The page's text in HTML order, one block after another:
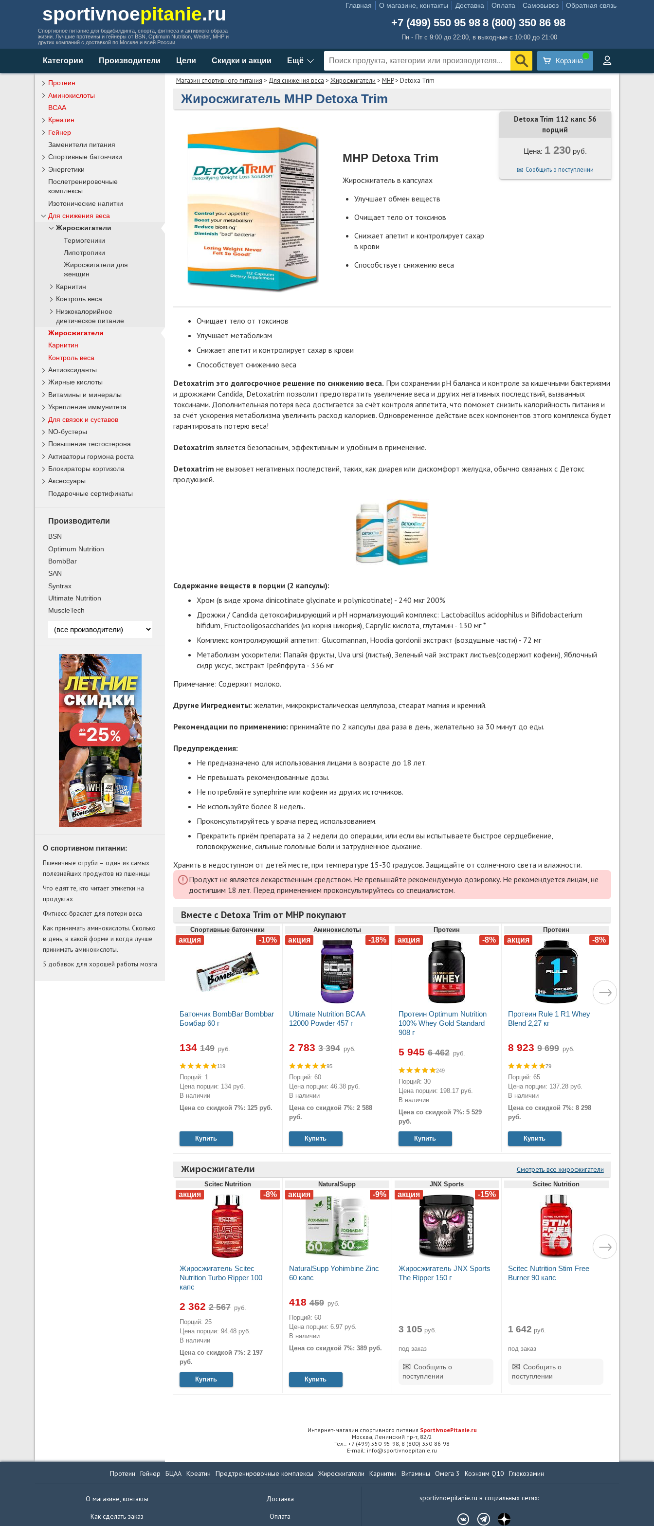
sportivnoepitanie.ru
Спортивное питание для бодибилдинга, спорта, фитнеса и активного образа
жизни. Лучшие протеины и гейнеры от BSN, Optimum Nutrition, Weider, MHP и
других компаний с доставкой по Москве и всей России.
Главная О магазине, контакты Доставка Оплата Самовывоз Обратная связь
+7 (499) 550 95 98 8 (800) 350 86 98
Пн - Пт с 9:00 до 22:00, в выходные с 10:00 до 21:00
Категории Производители Цели Скидки и акции Ещё Корзина
Магазин спортивного питания > Для снижения веса > Жиросжигатели > MHP> Detoxa Trim
Жиросжигатель MHP Detoxa Trim
MHP Detoxa Trim
Жиросжигатель в капсулах
Улучшает обмен веществ
Очищает тело от токсинов
Снижает апетит и контролирует сахар
в крови
Способствует снижению веса
Detoxa Trim 112 капс 56
порций
Цена: 1 230руб.
Сообщить о поступлении
Очищает тело от токсинов
Улучшает метаболизм
Снижает апетит и контролирует сахар в крови
Способствует снижению веса
Detoxatrim это долгосрочное решение по снижению веса. При сохранении рН баланса и контроле за кишечными бактериями
и дрожжами Candida, Detoxatrim позволит предотвратить увеличение веса и других негативных последствий, вызванных
токсинами. Дополнительная потеря веса достигается за счёт контроля аппетита, что поможет снизить калорийность питания и
за счёт ускорения метаболизма увеличить расход калориев. Одновременное действие всех компонентов этого комплекса будет
гарантировать потерю веса!
Detoxatrim является безопасным, эффективным и удобным в применение.
Detoxatrim не вызовет негативных последствий, таких, как диарея или дискомфорт желудка, обычно связаных с Детокс
продукцией.
Содержание веществ в порции (2 капсулы):
Хром (в виде хрома dinicotinate glycinate и polynicotinate) - 240 мкг 200%
Дрожжи / Candida детоксифицирующий и рН нормализующий комплекс: Lactobacillus acidophilus и Bifidobacterium
bifidum, Fructooligosaccharides (из корня цикория), Caprylic кислота, глутамин - 130 мг *
Комплекс контролирующий аппетит: Glucomannan, Hoodia gordonii экстракт (воздушные части) - 72 мг
Метаболизм ускорители: Папайя фрукты, Uva ursi (листья), Зеленый чай экстракт листьев(содержит кофеин), Яблочный
сидр уксус, экстракт Грейпфрута - 336 мг
Примечание: Содержит молоко.
Другие Ингредиенты: желатин, микрокристалическая целлулоза, стеарат магния и кремний.
Рекомендации по применению: принимайте по 2 капсулы два раза в день, желательно за 30 минут до еды.
Предупреждения:
Не предназначено для использования лицами в возрасте до 18 лет.
Не превышать рекомендованные дозы.
Не потребляйте synephrine или кофеин из других источников.
Не используйте более 8 недель.
Проконсультируйтесь у врача перед использованием.
Прекратить приём препарата за 2 недели до операции, или если вы испытываете быстрое сердцебиение,
головокружение, сильные головные боли и затрудненное дыхание.
Хранить в недоступном от детей месте, при температуре 15-30 градусов. Защищайте от солнечного света и влажности.
Продукт не является лекарственным средством. Не превышайте рекомендуемую дозировку. Не рекомендуется лицам, не
достигшим 18 лет. Перед применением проконсультируйтесь со специалистом.
Вместе с Detoxa Trim от MHP покупают
Спортивные батончики
Батончик BombBar Bombbar
Бомбар 60 г
134 руб.
119
Порций: 1
Цена порции: 134 руб.
В наличии
Цена со скидкой 7%: 125 руб.
Купить
Аминокислоты
Ultimate Nutrition BCAA
12000 Powder 457 г
2 783 руб.
95
Порций: 60
Цена порции: 46.38 руб.
В наличии
Цена со скидкой 7%: 2 588
руб.
Купить
Протеин
Протеин Optimum Nutrition
100% Whey Gold Standard
908 г
5 945 руб.
249
Порций: 30
Цена порции: 198.17 руб.
В наличии
Цена со скидкой 7%: 5 529
руб.
Купить
Протеин
Протеин Rule 1 R1 Whey
Blend 2,27 кг
8 923 руб.
79
Порций: 65
Цена порции: 137.28 руб.
В наличии
Цена со скидкой 7%: 8 298
руб.
Купить
Жиросжигатели Смотреть все жиросжигатели
Scitec Nutrition
Жиросжигатель Scitec
Nutrition Turbo Ripper 100
капс
2 362
руб.
Порций: 25
Цена порции: 94.48 руб.
В наличии
Цена со скидкой 7%: 2 197
руб.
Купить
NaturalSupp
NaturalSupp Yohimbine Zinc
60 капс
418
руб.
Порций: 60
Цена порции: 6.97 руб.
В наличии
Цена со скидкой 7%: 389 руб.
Купить
JNX Sports
Жиросжигатель JNX Sports
The Ripper 150 г
3 105 руб.
под заказ
Сообщить о
поступлении
Scitec Nutrition
Scitec Nutrition Stim Free
Burner 90 капс
1 642 руб.
под заказ
Сообщить о
поступлении
Интернет-магазин спортивного питания SportivnoePitanie.ru
Москва, Ленинский пр-т, 82/2
Тел.: +7 (499) 550-95-98, 8 (800) 350-86-98
E-mail: info@sportivnoepitanie.ru
Протеин
Аминокислоты
BCAA
Креатин
Гейнер
Заменители питания
Спортивные батончики
Энергетики
Послетренировочные
комплексы
Изотонические напитки
Для снижения веса
Жиросжигатели
Термогеники
Липотропики
Жиросжигатели для
женщин
Карнитин
Контроль веса
Низкокалорийное
диетическое питание
Жиросжигатели
Карнитин
Контроль веса
Антиоксиданты
Жирные кислоты
Витамины и минералы
Укрепление иммунитета
Для связок и суставов
NO-бустеры
Повышение тестостерона
Активаторы гормона роста
Блокираторы кортизола
Аксессуары
Подарочные сертификаты
Производители
BSN
Optimum Nutrition
BombBar
SAN
Syntrax
Ultimate Nutrition
MuscleTech
О спортивном питании:
Пшеничные отруби – один из самых
полезнейших продуктов из пшеницы
Что едят те, кто читает этикетки на
продуктах
Фитнесс-браслет для потери веса
Как принимать аминокислоты. Сколько
в день, в какой форме и когда лучше
принимать аминокислоты.
5 добавок для хорошей работы мозга
Протеин Гейнер БЦАА Креатин Предтренировочные комплексы Жиросжигатели Карнитин Витамины Омега 3 Коэнзим Q10 Глюкозамин
О магазине, контакты
Как сделать заказ
Доставка
Оплата
sportivnoepitanie.ru в социальных сетях: